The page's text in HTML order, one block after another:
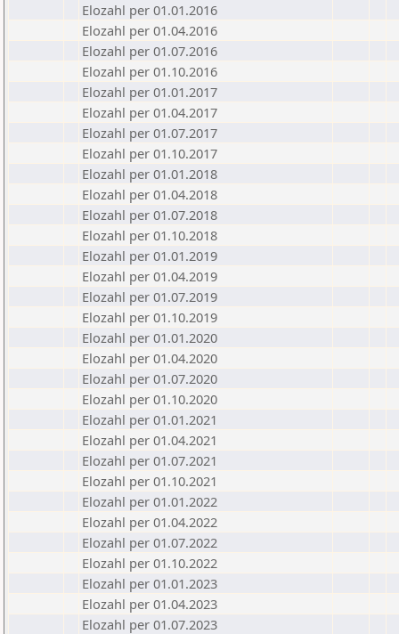
Elozahl per 01.01.2016
Elozahl per 01.04.2016
Elozahl per 01.07.2016
Elozahl per 01.10.2016
Elozahl per 01.01.2017
Elozahl per 01.04.2017
Elozahl per 01.07.2017
Elozahl per 01.10.2017
Elozahl per 01.01.2018
Elozahl per 01.04.2018
Elozahl per 01.07.2018
Elozahl per 01.10.2018
Elozahl per 01.01.2019
Elozahl per 01.04.2019
Elozahl per 01.07.2019
Elozahl per 01.10.2019
Elozahl per 01.01.2020
Elozahl per 01.04.2020
Elozahl per 01.07.2020
Elozahl per 01.10.2020
Elozahl per 01.01.2021
Elozahl per 01.04.2021
Elozahl per 01.07.2021
Elozahl per 01.10.2021
Elozahl per 01.01.2022
Elozahl per 01.04.2022
Elozahl per 01.07.2022
Elozahl per 01.10.2022
Elozahl per 01.01.2023
Elozahl per 01.04.2023
Elozahl per 01.07.2023